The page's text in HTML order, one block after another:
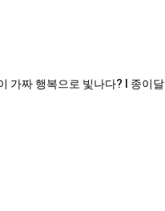
가짜 행복으로 빛나다? l 종이달